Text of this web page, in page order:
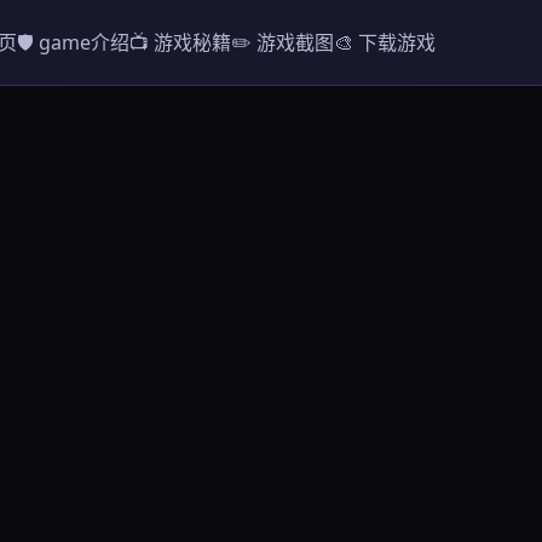
🛡️ game介绍📺 游戏秘籍✏️ 游戏截图🎨 下载游戏